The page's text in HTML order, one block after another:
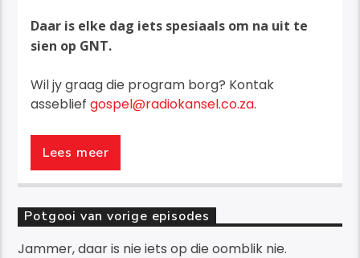
Daar is elke dag iets spesiaals om na uit te
sien op GNT.
Wil jy graag die program borg? Kontak
assebliefgospel@radiokansel.co.za.
Tyd(GNT) op Radiokansel.
dag met Goeie Nuus te begin!
Goeie Nuus Tyd Radiokansel
Lees meer
Potgooi van vorige episodes
Jammer, daar is nie iets op die oomblik nie.